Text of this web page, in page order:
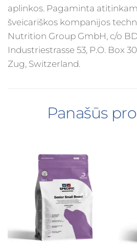
aplinkos. Pagaminta
šveicariškos kompanijos
Nutrition Group GmbH, c/o
Industriestrasse 53, P.O. Box
Zug, Switzerland.
Panašūs